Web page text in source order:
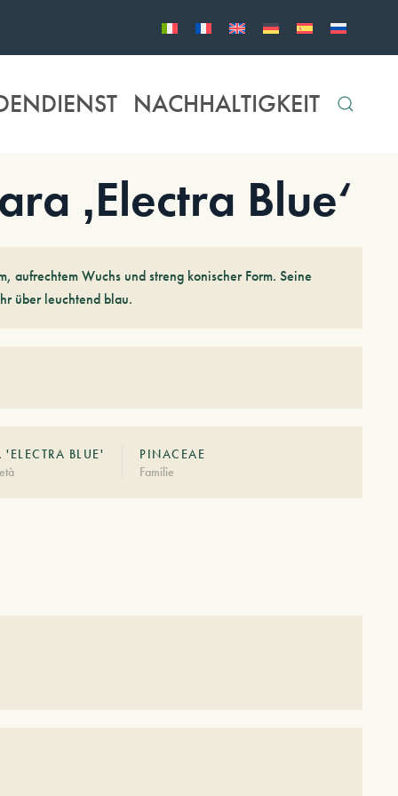
NACHHALTIGKEIT
‚Electra Blue‘
aufrechtem Wuchs und streng konischer Form. Seine
über leuchtend blau.
'ELECTRA BLUE'
PINACEAE
Familie